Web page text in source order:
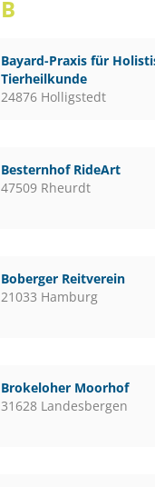
B
Bayard-Praxis für
Tierheilkunde
24876 Holligstedt
Besternhof RideArt
47509 Rheurdt
Boberger Reitverein
21033 Hamburg
Brokeloher Moorhof
31628 Landesbergen